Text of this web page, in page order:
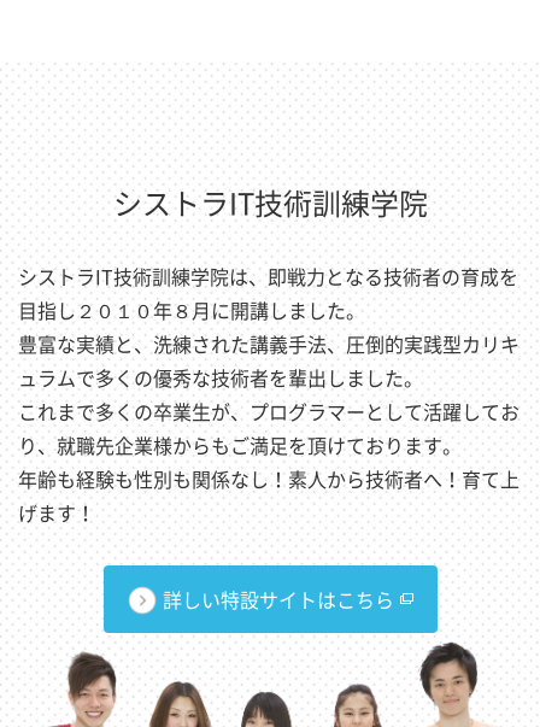
シストラIT技術訓練学院
シストラIT技術訓練学院は、即戦力となる技術者の育成を
目指し２０１０年８月に開講しました。
豊富な実績と、洗練された講義手法、圧倒的実践型カリキ
ュラムで多くの優秀な技術者を輩出しました。
これまで多くの卒業生が、プログラマーとして活躍してお
り、就職先企業様からもご満足を頂けております。
年齢も経験も性別も関係なし！素人から技術者へ！育て上
げます！
詳しい特設サイトはこちら